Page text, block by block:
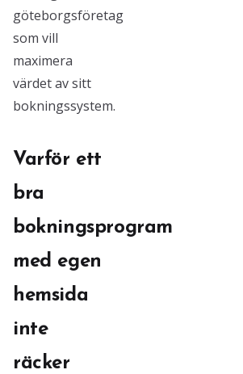
göteborgsföretag
som vill
maximera
värdet av sitt
bokningssystem.
Varför ett
bra
bokningsprogram
med egen
hemsida
inte
räcker